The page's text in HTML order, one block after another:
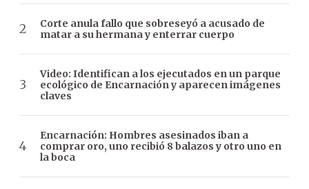
Corte anula fallo que sobreseyó a acusado de
matar a su hermana y enterrar cuerpo
Video: Identifican a los ejecutados en un parque
ecológico de Encarnación y aparecen imágenes
claves
Encarnación: Hombres asesinados iban a
comprar oro, uno recibió 8 balazos y otro uno en
la boca